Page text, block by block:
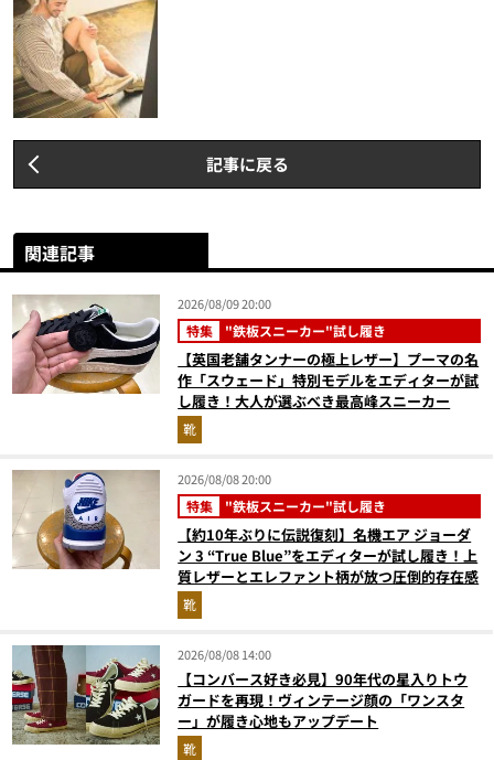
記事に戻る
関連記事
2026/08/09 20:00
特集 "鉄板スニーカー"試し履き
【英国老舗タンナーの極上レザー】プーマの名
作「スウェード」特別モデルをエディターが試
し履き！大人が選ぶべき最高峰スニーカー
靴
2026/08/08 20:00
特集 "鉄板スニーカー"試し履き
【約10年ぶりに伝説復刻】名機エア ジョーダ
ン 3 “True Blue”をエディターが試し履き！上
質レザーとエレファント柄が放つ圧倒的存在感
靴
2026/08/08 14:00
【コンバース好き必見】90年代の星入りトウ
ガードを再現！ヴィンテージ顔の「ワンスタ
ー」が履き心地もアップデート
靴